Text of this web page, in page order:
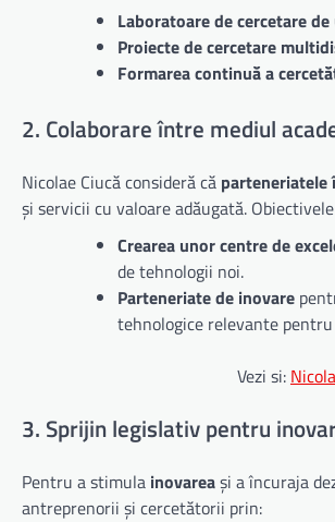
Laboratoare de cercetare
Proiecte de cercetare
Formarea continuă a
2. Colaborare între mediul
Nicolae Ciucă consideră că
și servicii cu valoare adăugată.
Crearea unor centre de
de tehnologii noi.
Parteneriate de inovare
tehnologice relevante
Vezi si:
3. Sprijin legislativ pentru
Pentru a stimula inovareași a încuraja
antreprenorii și cercetătorii prin: